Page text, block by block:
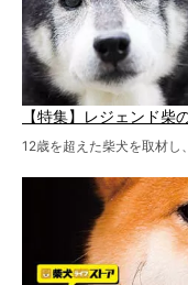
【特集】レジェンド柴
12歳を超えた柴犬を取材し